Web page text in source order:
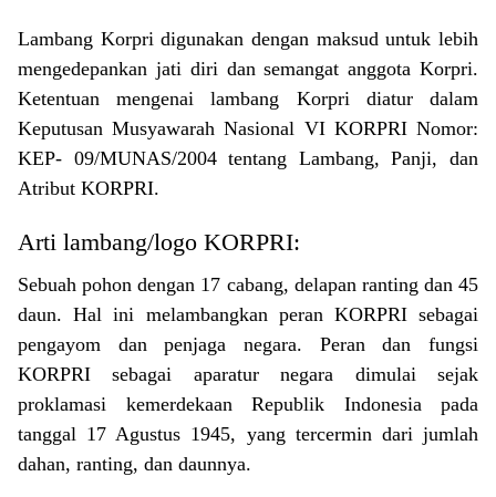
Lambang Korpri digunakan dengan maksud untuk lebih
mengedepankan jati diri dan semangat anggota Korpri.
Ketentuan mengenai lambang Korpri diatur dalam
Keputusan Musyawarah Nasional VI KORPRI Nomor:
KEP- 09/MUNAS/2004 tentang Lambang, Panji, dan
Atribut KORPRI.
Arti lambang/logo KORPRI:
Sebuah pohon dengan 17 cabang, delapan ranting dan 45
daun. Hal ini melambangkan peran KORPRI sebagai
pengayom dan penjaga negara. Peran dan fungsi
KORPRI sebagai aparatur negara dimulai sejak
proklamasi kemerdekaan Republik Indonesia pada
tanggal 17 Agustus 1945, yang tercermin dari jumlah
dahan, ranting, dan daunnya.